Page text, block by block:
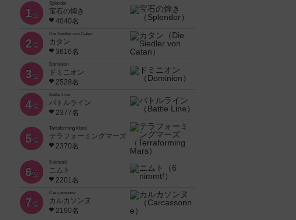
1位
Splendor
宝石の煌き
4040名
2位
Die Siedler von Catan
カタン
3616名
3位
Dominion
ドミニオン
2528名
4位
Battle Line
バトルライン
2377名
5位
Terraforming Mars
テラフォーミングマーズ
2370名
6位
6 nimmt!
ニムト
2201名
7位
Carcassonne
カルカソンヌ
2190名